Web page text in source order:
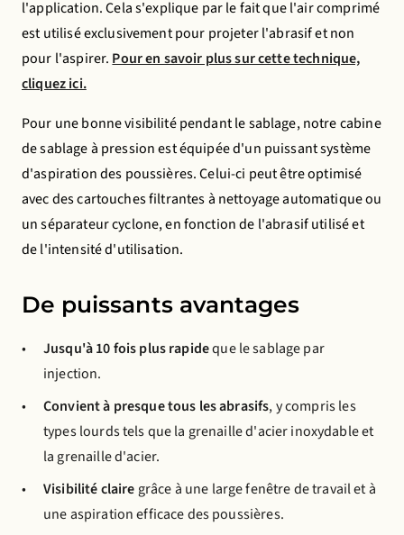
l'application. Cela s'explique par le fait que l'air comprimé
est utilisé exclusivement pour projeter l'abrasif et non
pour l'aspirer. Pour en savoir plus sur cette technique,
cliquez ici.
Pour une bonne visibilité pendant le sablage, notre cabine
de sablage à pression est équipée d'un puissant système
d'aspiration des poussières. Celui-ci peut être optimisé
avec des cartouches filtrantes à nettoyage automatique ou
un séparateur cyclone, en fonction de l'abrasif utilisé et
de l'intensité d'utilisation.
De puissants avantages
Jusqu'à 10 fois plus rapideque le sablage par
injection.
Convient à presque tous les abrasifs, y compris les
types lourds tels que la grenaille d'acier inoxydable et
la grenaille d'acier.
Visibilité claire grâce à une large fenêtre de travail et à
une aspiration efficace des poussières.